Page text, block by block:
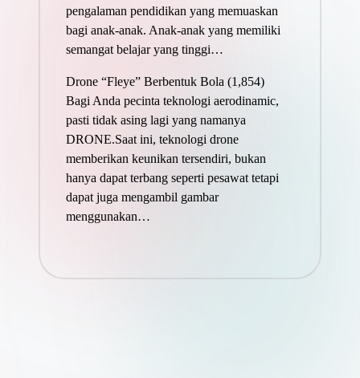
pengalaman pendidikan yang memuaskan
bagi anak-anak. Anak-anak yang memiliki
semangat belajar yang tinggi…
Drone “Fleye” Berbentuk Bola (1,854)
Bagi Anda pecinta teknologi aerodinamic,
pasti tidak asing lagi yang namanya
DRONE.Saat ini, teknologi drone
memberikan keunikan tersendiri, bukan
hanya dapat terbang seperti pesawat tetapi
dapat juga mengambil gambar
menggunakan…